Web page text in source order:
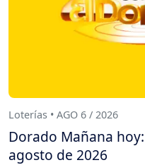
Loterías • AGO 6 / 2026
Dorado Mañana
agosto de 2026